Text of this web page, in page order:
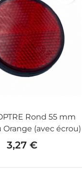
Rond 55 mm
Orange (avec écrou)
Prix
3,27 €